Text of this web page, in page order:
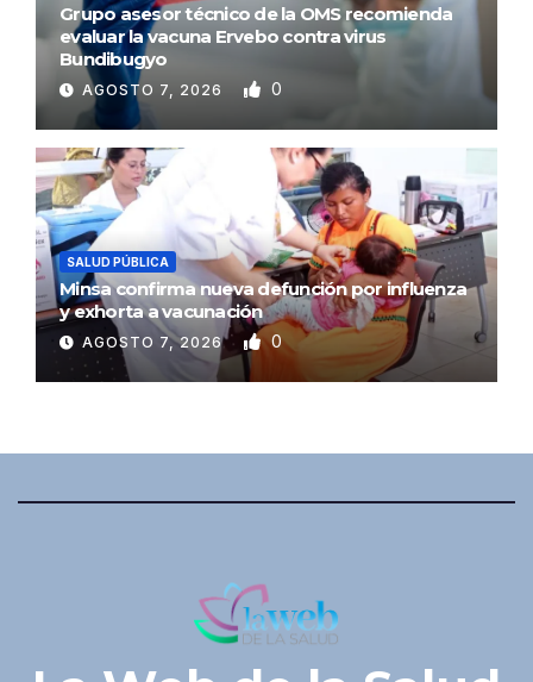
Grupo asesor técnico de la OMS recomienda
evaluar la vacuna Ervebo contra virus
Bundibugyo
AGOSTO 7, 2026 0
SALUD PÚBLICA
Minsa confirma nueva defunción por influenza
y exhorta a vacunación
AGOSTO 7, 2026 0